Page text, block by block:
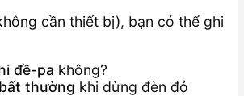
cần thiết bị), bạn có thể ghi
đề-pa không?
thường khi dừng đèn đỏ